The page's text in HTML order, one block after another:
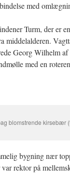
med
Turm, der er
middelalderen.
Georg Wilhelm
med en
blomstrende kirsebær
bygning nær
rektor på